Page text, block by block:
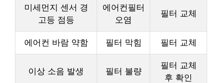
미세먼지 센서 경
고등 점등
에어컨필터
오염
필터 교체
에어컨 바람 약함 필터 막힘 필터 교체
이상 소음 발생 필터 불량
필터 교체
후 확인